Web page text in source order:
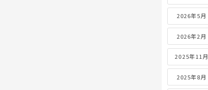
2026年5月
2026年2月
2025年11月
2025年8月